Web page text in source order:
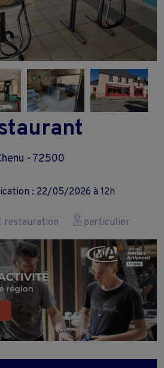
- 72500
: 22/05/2026 à 12h
restauration particulier